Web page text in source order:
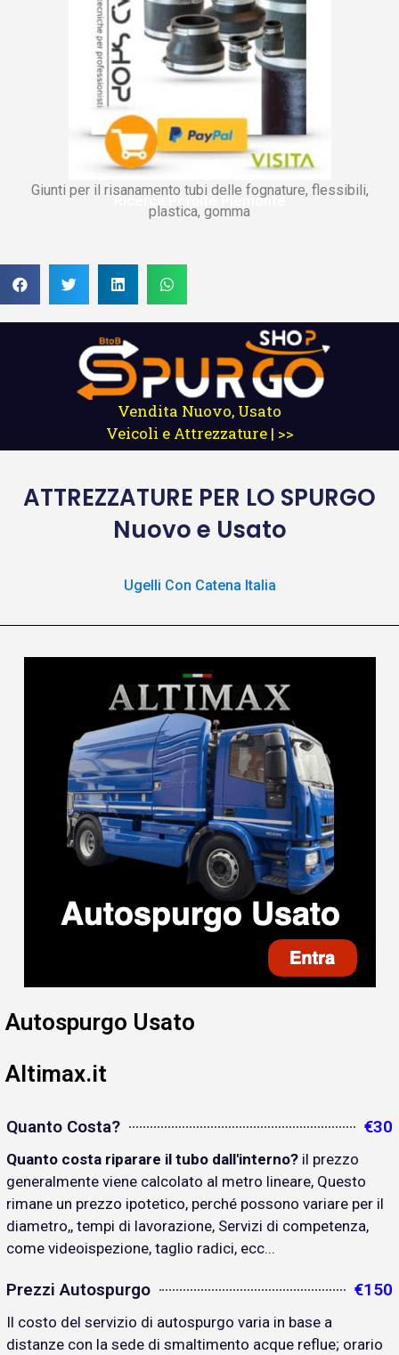
Giunti per il risanamento tubi delle fognature, flessibili,
plastica, gomma
Ricerca Perdite Piemonte
Vendita Nuovo, Usato
Veicoli e Attrezzature | >>
ATTREZZATURE PER LO SPURGO
Nuovo e Usato
Ugelli Con Catena Italia
Autospurgo Usato
Altimax.it
Quanto Costa? €30
Quanto costa riparare il tubo dall'interno? il prezzo
generalmente viene calcolato al metro lineare, Questo
rimane un prezzo ipotetico, perché possono variare per il
diametro,, tempi di lavorazione, Servizi di competenza,
come videoispezione, taglio radici, ecc...
Prezzi Autospurgo €150
Il costo del servizio di autospurgo varia in base a
distanze con la sede di smaltimento acque reflue; orario